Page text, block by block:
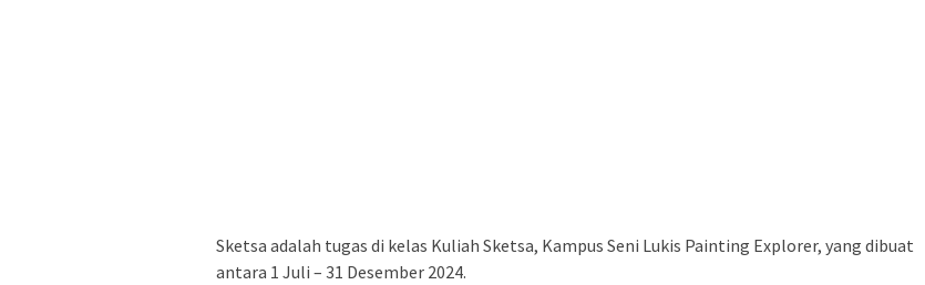
Sketsa adalah tugas di kelas Kuliah Sketsa, Kampus Seni Lukis Painting Explorer, yang dibuat
antara 1 Juli – 31 Desember 2024.